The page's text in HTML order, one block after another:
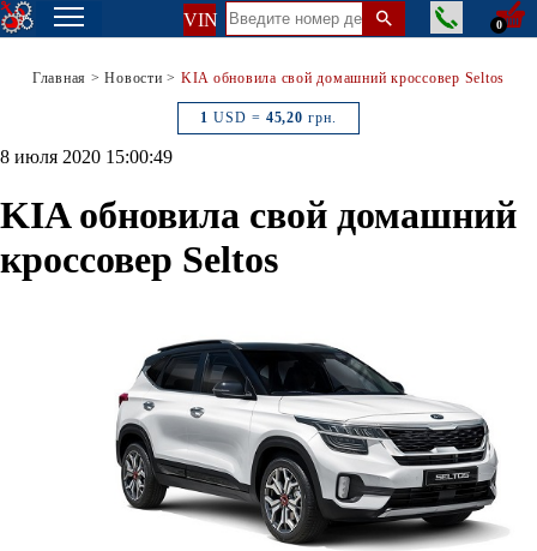
VIN 0
Главная > Новости > KIA обновила свой домашний кроссовер Seltos
1 USD = 45,20 грн.
8 июля 2020 15:00:49
KIA обновила свой домашний
кроссовер Seltos